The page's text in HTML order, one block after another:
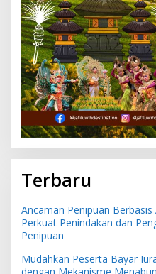
Terbaru
Ancaman Penipuan
Perkuat Penindakan dan
Penipuan
Mudahkan Peserta Bayar